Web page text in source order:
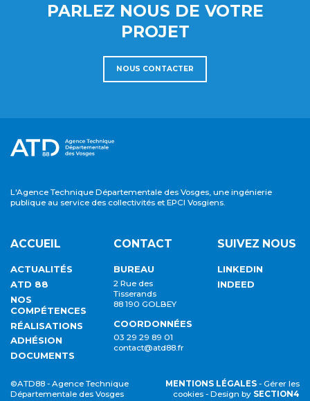
PARLEZ NOUS DE VOTRE
PROJET
NOUS CONTACTER
L'Agence Technique Départementale des Vosges, une ingénierie
publique au service des collectivités et EPCI Vosgiens.
ACCUEIL
ACTUALITÉS
ATD 88
NOS
COMPÉTENCES
RÉALISATIONS
ADHÉSION
DOCUMENTS
CONTACT
BUREAU
2 Rue des
Tisserands
88 190 GOLBEY
COORDONNÉES
03 29 29 89 01
contact@atd88.fr
SUIVEZ NOUS
LINKEDIN
INDEED
©ATD88 - Agence Technique
Départementale des Vosges
MENTIONS LÉGALES - Gérer les
cookies - Design by SECTION4